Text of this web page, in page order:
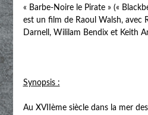
« Barbe-Noire le Pirate » («
est un film de Raoul Walsh, avec
Darnell, Wililam Bendix et Keith
Synopsis :
Au XVIIème siècle dans la mer